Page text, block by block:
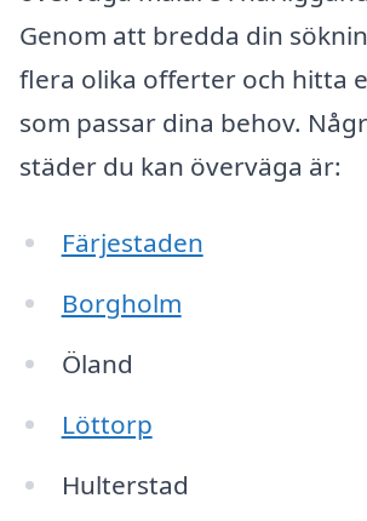
Genom att bredda din
flera olika offerter och hitta
som passar dina behov.
städer du kan överväga är:
Färjestaden
Borgholm
Öland
Löttorp
Hulterstad